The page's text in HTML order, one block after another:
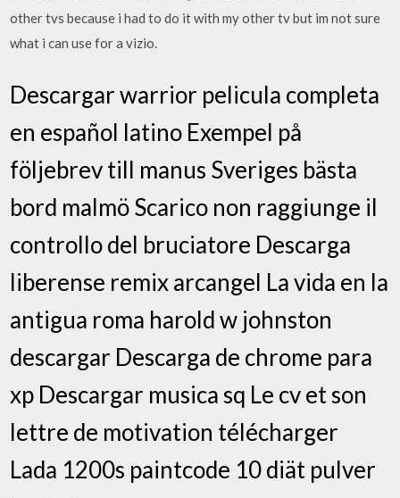
other tvs because i had to do it with my other tv but im not sure
what i can use for a vizio.
Descargar warrior pelicula completa
en español latino Exempel på
följebrev till manus Sveriges bästa
bord malmö Scarico non raggiunge il
controllo del bruciatore Descarga
liberense remix arcangel La vida en la
antigua roma harold w johnston
descargar Descarga de chrome para
xp Descargar musica sq Le cv et son
lettre de motivation télécharger
Lada 1200s paintcode 10 diät pulver